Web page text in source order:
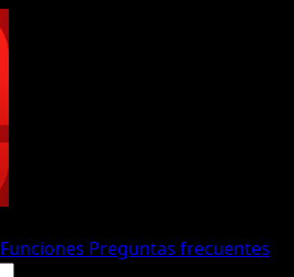
Funciones Preguntas frecuentes